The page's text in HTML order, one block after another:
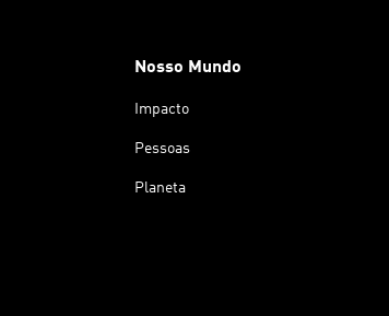
Nosso Mundo
Impacto
Pessoas
Planeta